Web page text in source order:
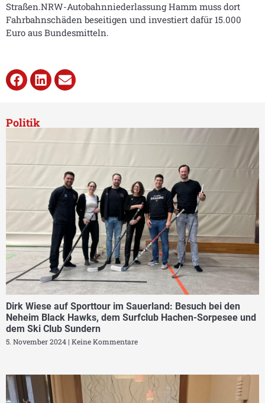
Straßen.NRW-Autobahnniederlassung Hamm muss dort
Fahrbahnschäden beseitigen und investiert dafür 15.000
Euro aus Bundesmitteln.
Politik
Dirk Wiese auf Sporttour im Sauerland: Besuch bei den
Neheim Black Hawks, dem Surfclub Hachen-Sorpesee und
dem Ski Club Sundern
5. November 2024 Keine Kommentare